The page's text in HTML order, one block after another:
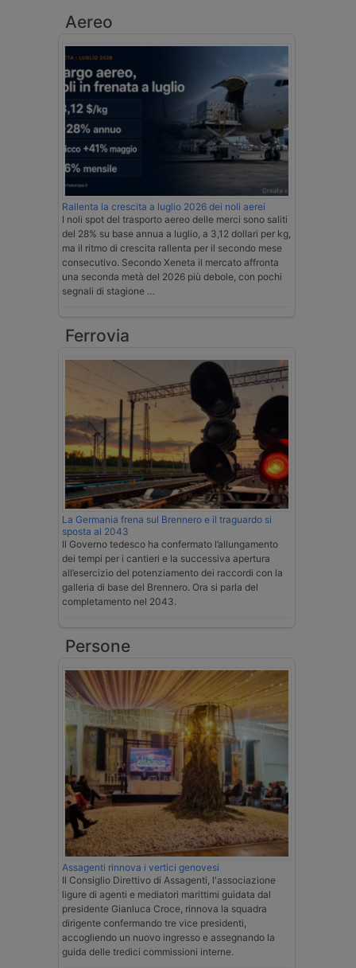
Aereo
Rallenta la crescita a luglio 2026 dei noli aerei
I noli spot del trasporto aereo delle merci sono saliti
del 28% su base annua a luglio, a 3,12 dollari per kg,
ma il ritmo di crescita rallenta per il secondo mese
consecutivo. Secondo Xeneta il mercato affronta
una seconda metà del 2026 più debole, con pochi
segnali di stagione …
Ferrovia
La Germania frena sul Brennero e il traguardo si
sposta al 2043
Il Governo tedesco ha confermato l’allungamento
dei tempi per i cantieri e la successiva apertura
all’esercizio del potenziamento dei raccordi con la
galleria di base del Brennero. Ora si parla del
completamento nel 2043.
Persone
Assagenti rinnova i vertici genovesi
Il Consiglio Direttivo di Assagenti, l'associazione
ligure di agenti e mediatori marittimi guidata dal
presidente Gianluca Croce, rinnova la squadra
dirigente confermando tre vice presidenti,
accogliendo un nuovo ingresso e assegnando la
guida delle tredici commissioni interne.